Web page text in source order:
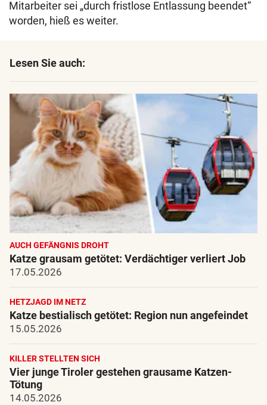
Mitarbeiter sei „durch fristlose Entlassung beendet“
worden, hieß es weiter.
Lesen Sie auch:
AUCH GEFÄNGNIS DROHT
Katze grausam getötet: Verdächtiger verliert Job
17.05.2026
HETZJAGD IM NETZ
Katze bestialisch getötet: Region nun angefeindet
15.05.2026
KILLER STELLTEN SICH
Vier junge Tiroler gestehen grausame Katzen-
Tötung
14.05.2026